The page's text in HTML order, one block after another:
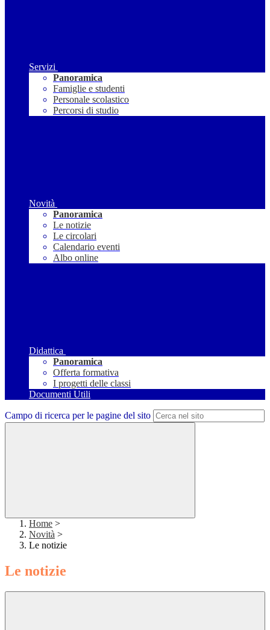
Servizi
Panoramica
Famiglie e studenti
Personale scolastico
Percorsi di studio
Novità
Panoramica
Le notizie
Le circolari
Calendario eventi
Albo online
Didattica
Panoramica
Offerta formativa
I progetti delle classi
Documenti Utili
Campo di ricerca per le pagine del sito
Home >
Novità >
Le notizie
Le notizie